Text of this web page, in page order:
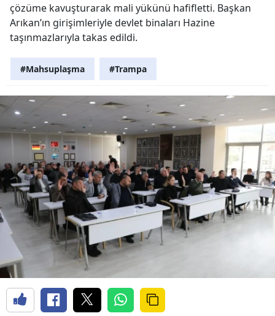
çözüme kavuşturarak mali yükünü hafifletti. Başkan
Arıkan’ın girişimleriyle devlet binaları Hazine
taşınmazlarıyla takas edildi.
#Mahsuplaşma #Trampa